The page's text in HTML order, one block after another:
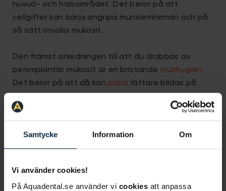
Samtycke Information Om
Vi använder cookies!
På Aquadental.se använder vi cookies att anpassa
huvud- och halsområdet. Det beror på att
cellgifter kan börja angripa munslemhinnan och på
så sätt orsaka mukosit.
Den främst anledningen till att du drabbas av
periimplantär mukosit är en bristande munhygien.
Det beror på att då kan plack
lättare bildas på
sin tur sedan skapa “bryggor” så att andra typer
avbakterier i munnenkan samlas på
implantatytan.
(tandlossning) innan kan du löpa större risk för att
utveckla periimplantär mukosit.